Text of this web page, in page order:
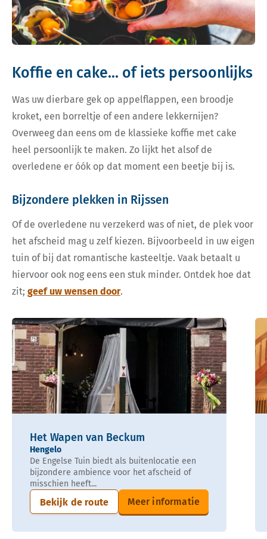
Koffie en cake... of iets persoonlijks
Was uw dierbare gek op appelflappen, een broodje
kroket, een borreltje of een andere lekkernijen?
Overweeg dan eens om de klassieke koffie met cake
heel persoonlijk te maken. Zo lijkt het alsof de
overledene er óók op dat moment een beetje bij is.
Bijzondere plekken in Rijssen
Of de overledene nu verzekerd was of niet, de plek voor
het afscheid mag u zelf kiezen. Bijvoorbeeld in uw eigen
tuin of bij dat romantische kasteeltje. Vaak betaalt u
hiervoor ook nog eens een stuk minder. Ontdek hoe dat
zit; geef uw wensen door.
Het Wapen van Beckum
Hengelo
De Engelse Tuin biedt als buitenlocatie een
bijzondere ambience voor het afscheid of
misschien heeft...
Bekijk de route Meer informatie